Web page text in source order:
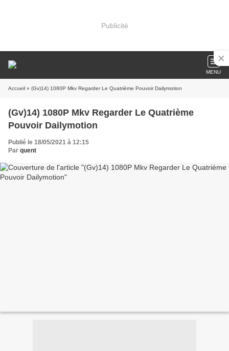
Publicité
MENU
Accueil » (Gv)14) 1080P Mkv Regarder Le Quatrième Pouvoir Dailymotion
(Gv)14) 1080P Mkv Regarder Le Quatrième
Pouvoir Dailymotion
Publié le 18/05/2021 à 12:15
Par quent